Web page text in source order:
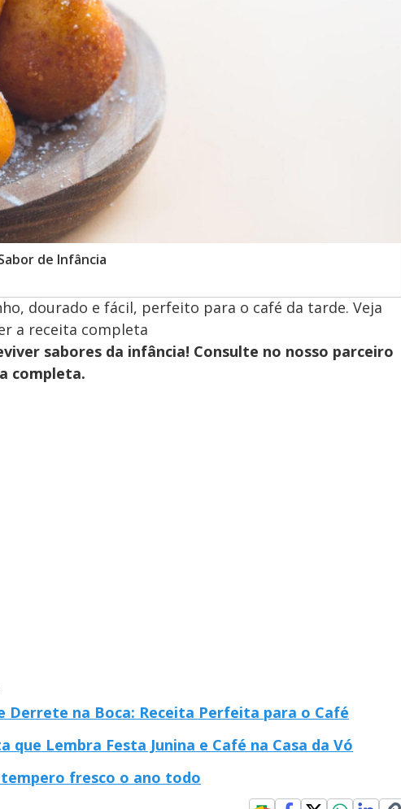
de Infância
dourado e fácil, perfeito para o café da tarde. Veja
a receita completa
sabores da infância! Consulte no nosso parceiro
completa.
Derrete na Boca: Receita Perfeita para o Café
que Lembra Festa Junina e Café na Casa da Vó
fresco o ano todo